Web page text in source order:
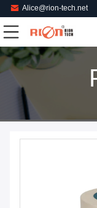
Alice@rion-tech.net